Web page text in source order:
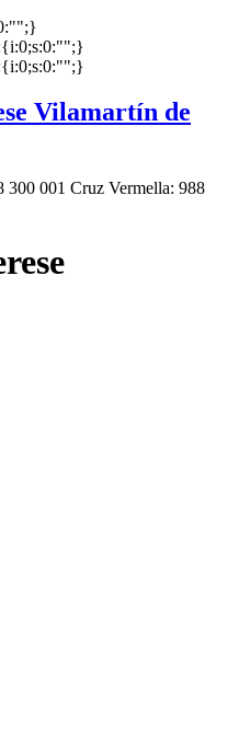
Vilamartín de
300 001 Cruz Vermella: 988